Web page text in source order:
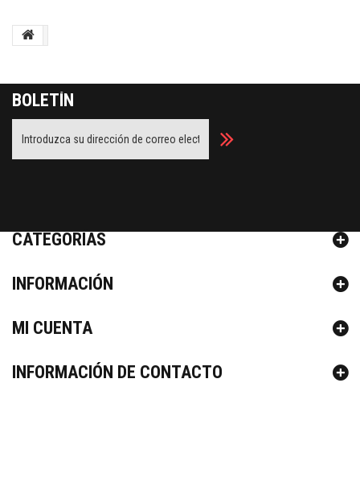
BOLETÍN
CATEGORÍAS
INFORMACIÓN
MI CUENTA
INFORMACIÓN DE CONTACTO